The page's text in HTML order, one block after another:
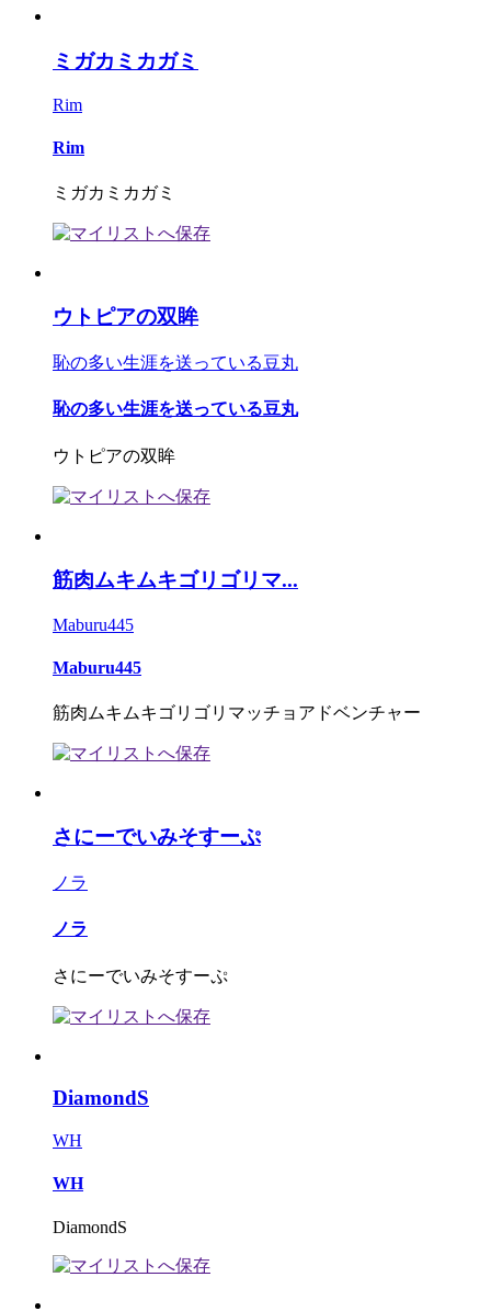
ミガカミカガミ
Rim
Rim
ミガカミカガミ
ウトピアの双眸
恥の多い生涯を送っている豆丸
恥の多い生涯を送っている豆丸
ウトピアの双眸
筋肉ムキムキゴリゴリマ...
Maburu445
Maburu445
筋肉ムキムキゴリゴリマッチョアドベンチャー
さにーでいみそすーぷ
ノラ
ノラ
さにーでいみそすーぷ
DiamondS
WH
WH
DiamondS